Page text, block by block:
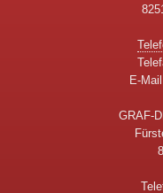
E-Mail
GRAF-